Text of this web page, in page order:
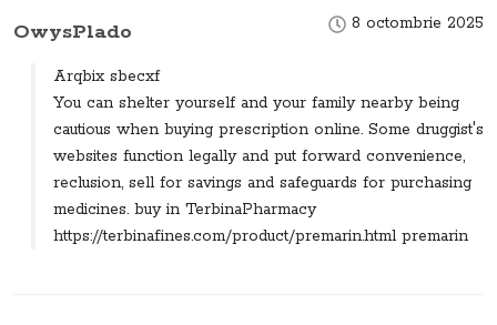
8 octombrie 2025
OwysPlado
Arqbix sbecxf
You can shelter yourself and your family nearby being
cautious when buying prescription online. Some druggist's
websites function legally and put forward convenience,
reclusion, sell for savings and safeguards for purchasing
medicines. buy in TerbinaPharmacy
https://terbinafines.com/product/premarin.html premarin